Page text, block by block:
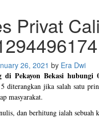
Privat
26, 2021 by Era Dwi
Pekayon Bekasi hubungi
diterangkan jika salah satu
masyarakat.
dan berhitung ialah